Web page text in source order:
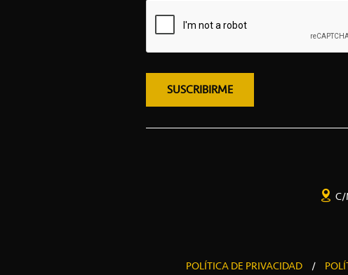
POLÍTICA DE PRIVACIDAD /